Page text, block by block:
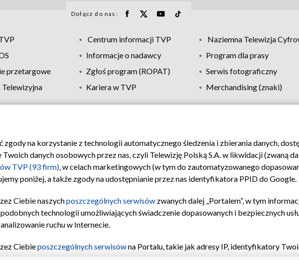
Dołącz do nas:
Centrum informacji TVP Naziemna Telewizja
Informacje o nadawcy
Program dla prasy
przetargowe Zgłoś program (ROPAT)
Serwis fotograficzny
Kariera w TVP
Merchandising (znaki)
Polityka prywatności Moje zgody Pomoc Biuro reklamy Kontakt
na korzystanie z technologii automatycznego śledzenia i zbierania danych,
danych osobowych przez nas, czyli Telewizję Polską S.A. w likwidacji (zwaną
TVP (93 firm), w celach marketingowych (w tym do zautomatyzowanego
poniżej, a także zgody na udostępnianie przez nas identyfikatora PPID do Google.
Ciebie naszychposzczególnych serwisów zwanych dalej „Portalem”, w tym
technologii umożliwiających świadczenie dopasowanych i bezpiecznych
ruchu w Internecie.
Ciebieposzczególnych serwisówna Portalu, takie jak adresy IP, identyfikatory